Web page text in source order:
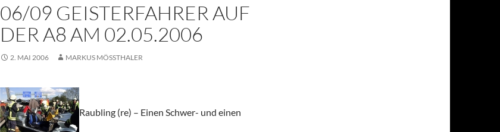
06/09 GEISTERFAHRER AUF
DER A8 AM 02.05.2006
2. MAI 2006 MARKUS MÖSSTHALER
Raubling (re) – Einen Schwer- und einen